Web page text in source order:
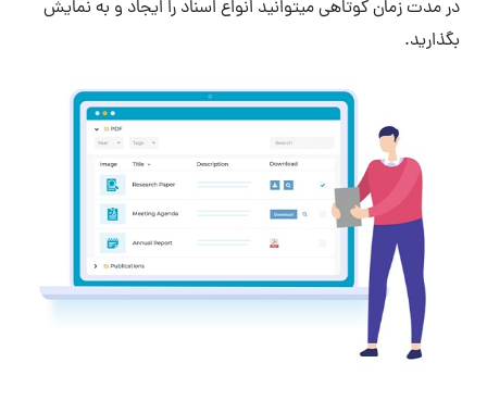
در مدت زمان کوتاهی میتوانید انواع اسناد را ایجاد و به نمایش
بگذارید.